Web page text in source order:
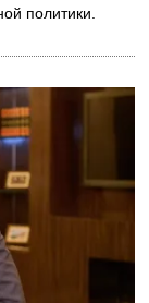
политики.